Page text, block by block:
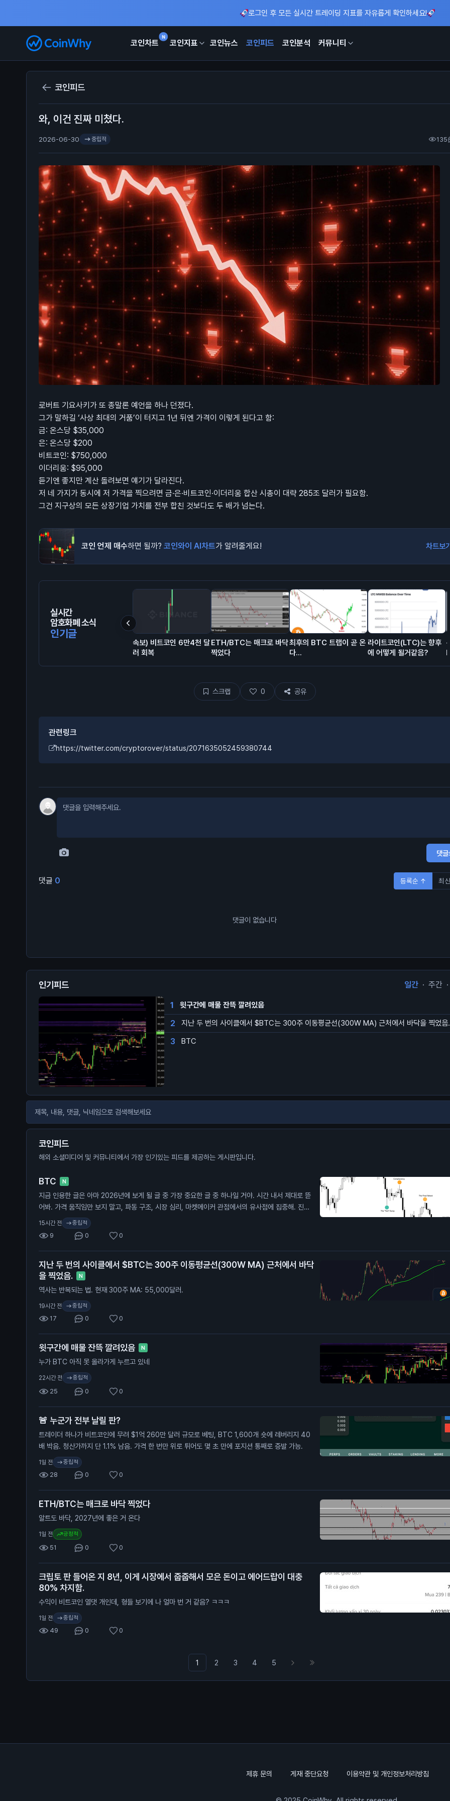
로그인 후 모든 실시간 트레이딩 지표를 자유롭게 확인하세요!
N
코인차트 코인지표 코인뉴스 코인피드 코인분석 커뮤니티
코인피드
와, 이건 진짜 미쳤다.
2026-06-30 중립적 135
로버트 기요사키가 또 종말론 예언을 하나 던졌다.
그가 말하길 ‘사상 최대의 거품’이 터지고 1년 뒤엔 가격이 이렇게 된다고 함:
금: 온스당 $35,000
은: 온스당 $200
비트코인: $750,000
이더리움: $95,000
듣기엔 좋지만 계산 돌려보면 얘기가 달라진다.
저 네 가지가 동시에 저 가격을 찍으려면 금·은·비트코인·이더리움 합산 시총이 대략 285조 달러가 필요함.
그건 지구상의 모든 상장기업 가치를 전부 합친 것보다도 두 배가 넘는다.
코인 언제 매수하면 될까? 코인와이 AI차트가 알려줄게요! 차트보
실시간
암호화폐 소식
인기글
속보) 비트코인 6만4천 달
러 회복
ETH/BTC는 매크로 바닥
찍었다
최후의 BTC 트랩이 곧 온
다...
라이트코인(LTC)는 향후
에 어떻게 될거같음?
스크랩 0 공유
관련링크
https://twitter.com/cryptorover/status/2071635052459380744
댓
댓글 0 등록순 ↑ 최
댓글이 없습니다
인기피드 일간 · 주간 ·
1 윗구간에 매물 잔뜩 깔려있음
2 지난 두 번의 사이클에서 $BTC는 300주 이동평균선(300W MA) 근처에서 바닥을 찍었음.
3 BTC
코인피드
해외 소셜미디어 및 커뮤니티에서 가장 인기있는 피드를 제공하는 게시판입니다.
BTC N
지금 인용한 글은 아마 2026년에 보게 될 글 중 가장 중요한 글 중 하나일 거야. 시간 내서 제대로 뜯
어봐. 가격 움직임만 보지 말고, 파동 구조, 시장 심리, 마켓메이커 관점에서의 유사점에 집중해. 진한
초록 구간(바닥 형성)이 끝나면 다음 타깃은 보라색 점이고, 그건 8만 달러 위에 있어. 확장 오기 전에
레인지 구간의 투매(캡튤레이션)가 먼저 온다.
15시간 전 중립적
9 0 0
지난 두 번의 사이클에서 $BTC는 300주 이동평균선(300W MA) 근처에서 바닥
을 찍었음.
N
역사는 반복되는 법. 현재 300주 MA: 55,000달러.
19시간 전 중립적
17 0 0
윗구간에 매물 잔뜩 깔려있음 N
누가 BTC 아직 못 올라가게 누르고 있네
22시간 전 중립적
25 0 0
🚨 누군가 전부 날릴 판?
트레이더 하나가 비트코인에 무려 $1억 260만 달러 규모로 베팅, BTC 1,600개 숏에 레버리지 40
배 박음. 청산가까지 단 1.1% 남음. 가격 한 번만 위로 튀어도 몇 초 만에 포지션 통째로 증발 가능.
1일 전 중립적
28 0 0
ETH/BTC는 매크로 바닥 찍었다
알트도 바닥, 2027년에 좋은 거 온다
1일 전 긍정적
51 0 0
크립토 판 들어온 지 8년, 이게 시장에서 줍줍해서 모은 돈이고 에어드랍이 대충
80% 차지함.
수익이 비트코인 열댓 개인데, 형들 보기에 나 얼마 번 거 같음? ㅋㅋㅋ
1일 전 중립적
49 0 0
1 2 3 4 5
제휴 문의 게재 중단요청 이용약관 및 개인정보처리방침